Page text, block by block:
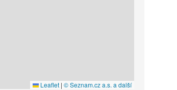
Leaflet | © Seznam.cz a.s. a další